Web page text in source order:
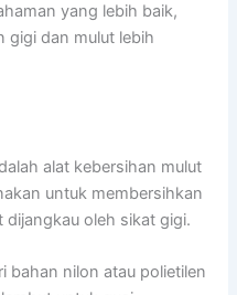
yang lebih baik,
gigi dan mulut lebih
alat kebersihan mulut
untuk membersihkan
oleh sikat gigi.
bahan nilon atau polietilen